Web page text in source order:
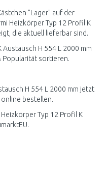
"Lager" auf der
Heizkörper Typ 12 Profil K
die aktuell lieferbar sind.
H 554 L 2000 mm
Popularität sortieren.
H 554 L 2000 mm jetzt
bestellen.
Typ 12 Profil K